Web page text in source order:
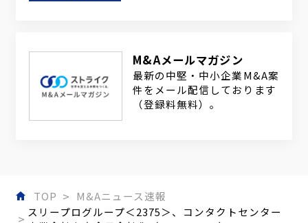
M&Aメールマガジン
最新の中堅・中小企業M&A案
件をメール配信しております
（登録料無料）。
TOP
M&Aニュース速報
スリープログループ＜2375＞、コンタクトセンター